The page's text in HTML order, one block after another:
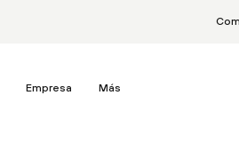
Empresa Más